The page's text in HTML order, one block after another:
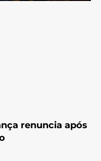
renuncia após